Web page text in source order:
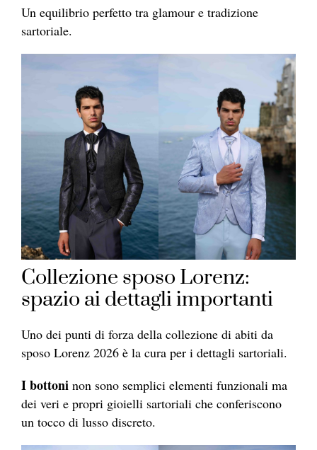
Un equilibrio perfetto tra glamour e tradizione
sartoriale.
Collezione sposo Lorenz:
spazio ai dettagli importanti
Uno dei punti di forza della collezione di abiti da
sposo Lorenz 2026 è la cura per i dettagli sartoriali.
I bottoni non sono semplici elementi funzionali ma
dei veri e propri gioielli sartoriali che conferiscono
un tocco di lusso discreto.